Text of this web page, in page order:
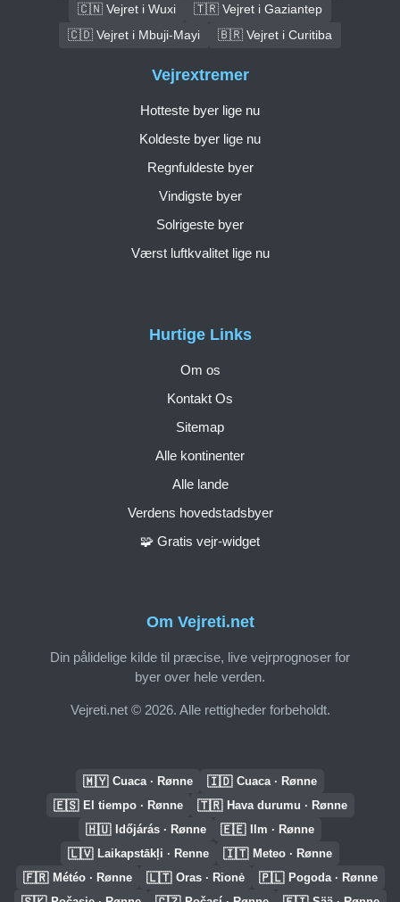
🇨🇳 Vejret i Wuxi
🇹🇷 Vejret i Gaziantep
🇨🇩 Vejret i Mbuji-Mayi
🇧🇷 Vejret i Curitiba
Om Vejreti.net
Din pålidelige kilde til præcise, live vejrprognoser for
byer over hele verden.
Vejreti.net © 2026. Alle rettigheder forbeholdt.
Hurtige Links
Om os
Kontakt Os
Sitemap
Alle kontinenter
Alle lande
Verdens hovedstadsbyer
🧩 Gratis vejr-widget
Vejrextremer
Hotteste byer lige nu
Koldeste byer lige nu
Regnfuldeste byer
Vindigste byer
Solrigeste byer
Værst luftkvalitet lige nu
🇲🇾 Cuaca · Rønne 🇮🇩 Cuaca · Rønne
🇪🇸 El tiempo · Rønne 🇹🇷 Hava durumu · Rønne
🇭🇺 Időjárás · Rønne 🇪🇪 Ilm · Rønne
🇱🇻 Laikapstākļi · Renne 🇮🇹 Meteo · Rønne
🇫🇷 Météo · Rønne 🇱🇹 Oras · Rionė 🇵🇱 Pogoda · Rønne